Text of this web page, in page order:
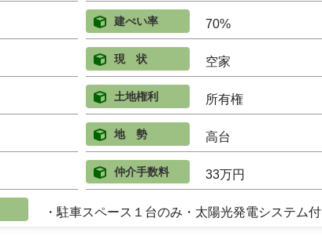
建ぺい率 70%
現 状 空家
土地権利 所有権
地 勢 高台
仲介手数料 33万円
・駐車スペース１台のみ・太陽光発電システム付